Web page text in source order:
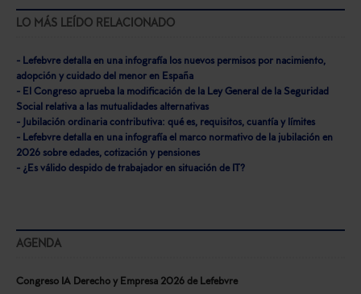
LO MÁS LEÍDO RELACIONADO
- Lefebvre detalla en una infografía los nuevos permisos por nacimiento,
adopción y cuidado del menor en España
- El Congreso aprueba la modificación de la Ley General de la Seguridad
Social relativa a las mutualidades alternativas
- Jubilación ordinaria contributiva: qué es, requisitos, cuantía y límites
- Lefebvre detalla en una infografía el marco normativo de la jubilación en
2026 sobre edades, cotización y pensiones
- ¿Es válido despido de trabajador en situación de IT?
AGENDA
Congreso IA Derecho y Empresa 2026 de Lefebvre